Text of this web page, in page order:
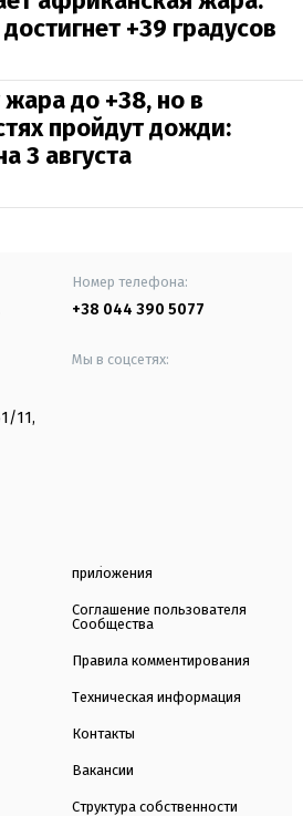
+39 градусов
до +38, но в
пройдут дожди:
3 августа
Номер телефона:
+38 044 390 5077
11,
Мы в соцсетях:
приложения
Соглашение пользователя
Сообщества
Правила комментирования
Техническая информация
Контакты
Вакансии
Структура собственности